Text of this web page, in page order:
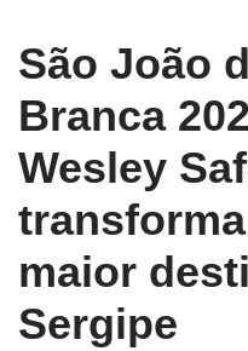
São João
Branca
Wesley
maior
Sergipe